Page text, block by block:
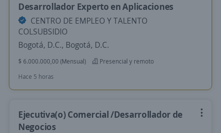
Desarrollador Experto en Aplicaciones
CENTRO DE EMPLEO Y TALENTO
COLSUBSIDIO
Bogotá, D.C., Bogotá, D.C.
$ 6.000.000,00 (Mensual)
Presencial y remoto
Hace 5 horas
Ejecutiva(o) Comercial /Desarrollador de
Negocios